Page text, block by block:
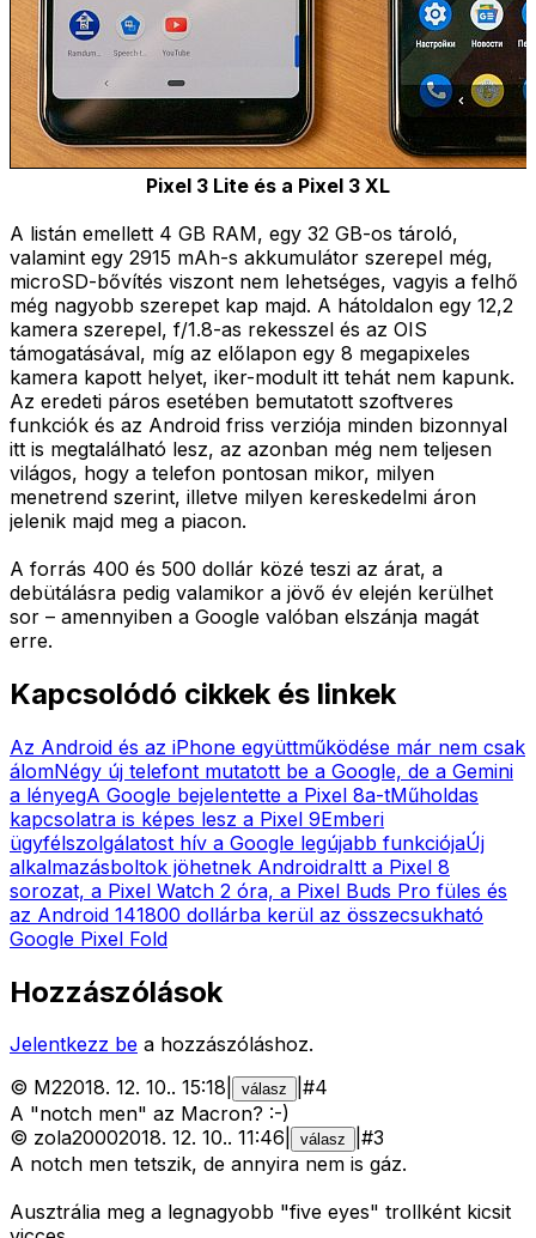
Pixel 3 Lite és a Pixel 3 XL
A listán emellett 4 GB RAM, egy 32 GB-os tároló,
valamint egy 2915 mAh-s akkumulátor szerepel még,
microSD-bővítés viszont nem lehetséges, vagyis a felhő
még nagyobb szerepet kap majd. A hátoldalon egy 12,2
kamera szerepel, f/1.8-as rekesszel és az OIS
támogatásával, míg az előlapon egy 8 megapixeles
kamera kapott helyet, iker-modult itt tehát nem kapunk.
Az eredeti páros esetében bemutatott szoftveres
funkciók és az Android friss verziója minden bizonnyal
itt is megtalálható lesz, az azonban még nem teljesen
világos, hogy a telefon pontosan mikor, milyen
menetrend szerint, illetve milyen kereskedelmi áron
jelenik majd meg a piacon.
A forrás 400 és 500 dollár közé teszi az árat, a
debütálásra pedig valamikor a jövő év elején kerülhet
sor – amennyiben a Google valóban elszánja magát
erre.
Kapcsolódó cikkek és linkek
Az Android és az iPhone együttműködése már nem csak
álomNégy új telefont mutatott be a Google, de a Gemini
a lényegA Google bejelentette a Pixel 8a-tMűholdas
kapcsolatra is képes lesz a Pixel 9Emberi
ügyfélszolgálatost hív a Google legújabb funkciójaÚj
alkalmazásboltok jöhetnek AndroidraItt a Pixel 8
sorozat, a Pixel Watch 2 óra, a Pixel Buds Pro füles és
az Android 141800 dollárba kerül az összecsukható
Google Pixel Fold
Hozzászólások
Jelentkezz be a hozzászóláshoz.
© M22018. 12. 10.. 15:18 válasz #4
A "notch men" az Macron? :-)
© zola20002018. 12. 10.. 11:46 válasz #3
A notch men tetszik, de annyira nem is gáz.
Ausztrália meg a legnagyobb "five eyes" trollként kicsit